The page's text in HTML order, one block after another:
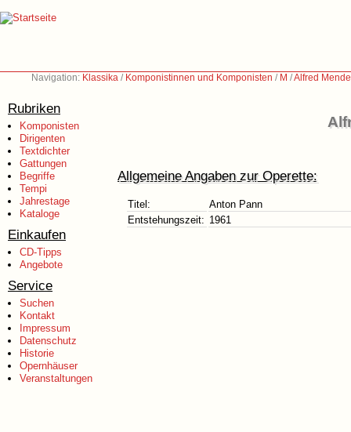
Navigation: Klassika / Komponistinnen und Komponisten / M /Alfred
Rubriken
Komponisten
Dirigenten
Textdichter
Gattungen
Begriffe
Tempi
Jahrestage
Kataloge
Einkaufen
CD-Tipps
Angebote
Service
Suchen
Kontakt
Impressum
Datenschutz
Historie
Opernhäuser
Veranstaltungen
Allgemeine Angaben zur Operette:
Titel:
Anton Pann
Entstehungszeit: 1961